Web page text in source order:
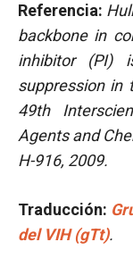
Referencia:
backbone in
inhibitor (PI)
suppression in
49th
Agents and
H-916, 2009.
Traducción:
del VIH (gTt).